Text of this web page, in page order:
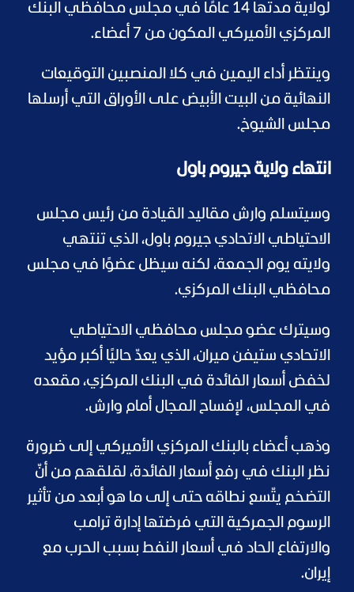
لولاية مدتها 14 عامًا في مجلس محافظي البنك
المركزي الأميركي المكون من 7 أعضاء.
وينتظر أداء اليمين في كلا المنصبين التوقيعات
النهائية من البيت الأبيض على الأوراق التي أرسلها
مجلس الشيوخ.
انتهاء ولاية جيروم باول
وسيتسلم وارش مقاليد القيادة من رئيس مجلس
الاحتياطي الاتحادي جيروم باول، الذي تنتهي
ولايته يوم الجمعة، لكنه سيظل عضوًا في مجلس
محافظي البنك المركزي.
وسيترك عضو مجلس محافظي الاحتياطي
الاتحادي ستيفن ميران، الذي يعدّ حاليًا أكبر مؤيد
لخفض أسعار الفائدة في البنك المركزي، مقعده
في المجلس، لإفساح المجال أمام وارش.
وذهب أعضاء بالبنك المركزي الأميركي إلى ضرورة
نظر البنك في رفع أسعار الفائدة، لقلقهم من أنّ
التضخم يتّسع نطاقه حتى إلى ما هو أبعد من تأثير
الرسوم الجمركية التي فرضتها إدارة ترامب
والارتفاع الحاد في أسعار النفط بسبب الحرب مع
إيران.